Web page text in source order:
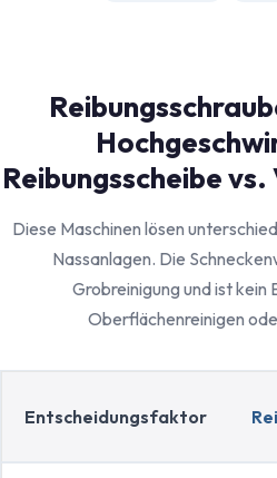
Reibungsscheibe
Diese Maschinen lösen
Nassanlagen. Die
Grobreinigung und ist kein
Oberflächenreinigen
Entscheidungsfaktor